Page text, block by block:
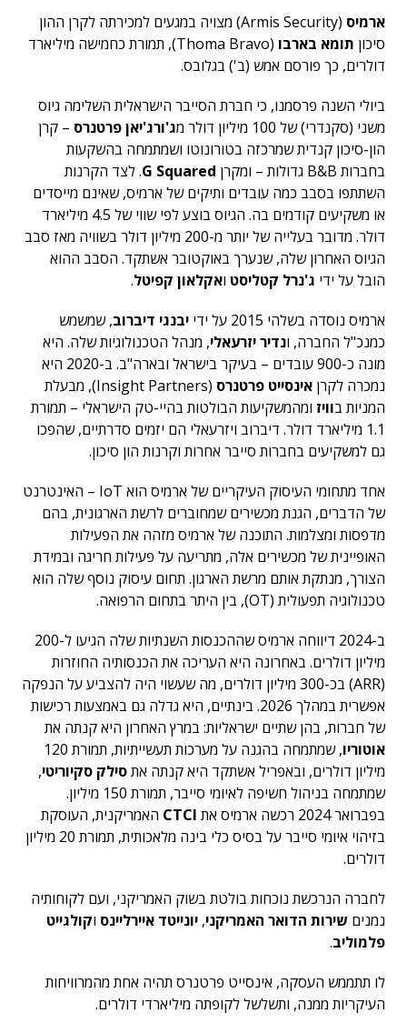
ארמיס
(Armis Security) מצויה במגעים למכירתה לקרן ההון
סיכון תומא בארבו
(Thoma Bravo), תמורת כחמישה מיליארד
דולרים, כך פורסם אמש (ב') בגלובס.
ביולי השנה פרסמנו, כי חברת הסייבר הישראלית השלימה גיוס
משני (סקנדרי) של 100 מיליון דולר מ
ג'ורג'יאן פרטנרס – קרן
הון-סיכון קנדית שמרכזה בטורונוטו ושמתמחה בהשקעות
בחברות B&B גדולות – ומקרן
G Squared. לצד הקרנות
השתתפו בסבב כמה עובדים ותיקים של ארמיס, שאינם מייסדים
או משקיעים קודמים בה. הגיוס בוצע לפי שווי של 4.5 מיליארד
דולר. מדובר בעלייה של יותר מ-200 מיליון דולר בשוויה מאז סבב
הגיוס האחרון שלה, שנערך באוקטובר אשתקד. הסבב ההוא
הובל על ידי ג'נרל קטליסט ואקלאון קפיטל.
ארמיס נוסדה בשלהי 2015 על ידי
יבנגי דיברוב, שמשמש
כמנכ"ל החברה, ונדיר יזרעאלי, מנהל הטכנולוגיות שלה. היא
מונה כ-900 עובדים – בעיקר בישראל ובארה"ב. ב-2020 היא
נמכרה לקרן אינסייט פרטנרס
(Insight Partners), מבעלת
המניות בוויז ומהמשקיעות הבולטות בהיי-טק הישראלי – תמורת
1.1 מיליארד דולר. דיברוב ויזרעאלי הם יזמים סדרתיים, שהפכו
גם למשקיעים בחברות סייבר אחרות וקרנות הון סיכון.
אחד מתחומי העיסוק העיקריים של ארמיס הוא IoT – האינטרנט
של הדברים, הגנת מכשירים שמחוברים לרשת הארגונית, בהם
מדפסות ומצלמות. התוכנה של ארמיס מזהה את הפעילות
האופיינית של מכשירים אלה, מתריעה על פעילות חריגה ובמידת
הצורך, מנתקת אותם מרשת הארגון. תחום עיסוק נוסף שלה הוא
טכנולוגיה תפעולית (OT), בין היתר בתחום הרפואה.
ב-2024 דיווחה ארמיס שההכנסות השנתיות שלה הגיעו ל-200
מיליון דולרים. באחרונה היא העריכה את הכנסותיה החוזרות
(ARR) בכ-300 מיליון דולרים, מה שעשוי היה להצביע על הנפקה
אפשרית במהלך 2026. בינתיים, היא גדלה גם באמצעות רכישות
של חברות, בהן שתיים ישראליות: במרץ האחרון היא קנתה את
אוטוריו
, שמתמחה בהגנה על מערכות תעשייתיות, תמורת 120
מיליון דולרים, ובאפריל אשתקד היא קנתה אתסילק סקיוריטי,
שמתמחה בניהול חשיפה לאיומי סייבר, תמורת 150 מיליון.
בפברואר 2024 רכשה ארמיס את
CTCI האמריקנית, העוסקת
בזיהוי איומי סייבר על בסיס כלי בינה מלאכותית, תמורת 20 מיליון
דולרים.
לחברה הנרכשת נוכחות בולטת בשוק האמריקני, ועם לקוחותיה
נמנים שירות הדואר האמריקני, יונייטד איירליינס וקולגייט
פלמוליב.
לו תתממש העסקה, אינסייט פרטנרס תהיה אחת מהמרוויחות
העיקריות ממנה, ותשלשל לקופתה מיליארדי דולרים.